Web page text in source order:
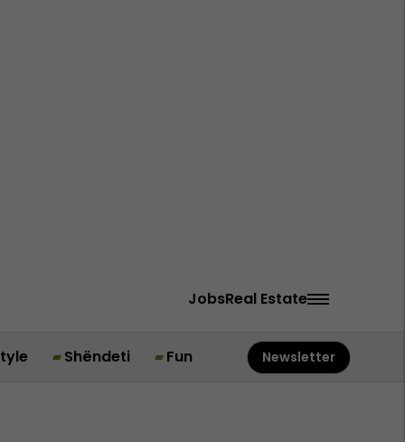
JobsReal Estate
Shëndeti Fun Newsletter